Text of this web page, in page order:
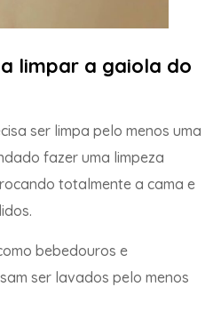
limpar a gaiola do
ser limpa pelo menos uma
fazer uma limpeza
totalmente a cama e
bebedouros e
ser lavados pelo menos